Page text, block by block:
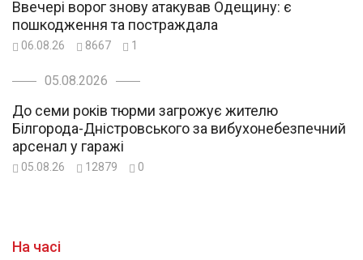
Ввечері ворог знову атакував Одещину: є
пошкодження та постраждала
06.08.26 8667 1
05.08.2026
До семи років тюрми загрожує жителю
Білгорода-Дністровського за вибухонебезпечний
арсенал у гаражі
05.08.26 12879 0
На часі